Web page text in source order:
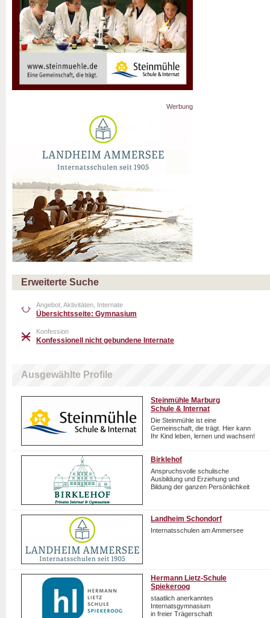
Werbung
Erweiterte Suche
Angebot, Aktivitäten, Internate
Übersichtsseite: Gymnasium
Konfession
Konfessionell nicht gebundene Internate
Ausgewählte Profile
Steinmühle Marburg
Schule & Internat
Die Steinmühle ist eine
Gemeinschaft, die trägt. Hier kann
Ihr Kind leben, lernen und wachsen!
Birklehof
Anspruchsvolle schulische
Ausbildung und Erziehung und
Bildung der ganzen Persönlichkeit
Landheim Schondorf
Internatsschulen am Ammersee
Hermann Lietz-Schule
Spiekeroog
staatlich anerkanntes
Internatsgymnasium
in freier Trägerschaft